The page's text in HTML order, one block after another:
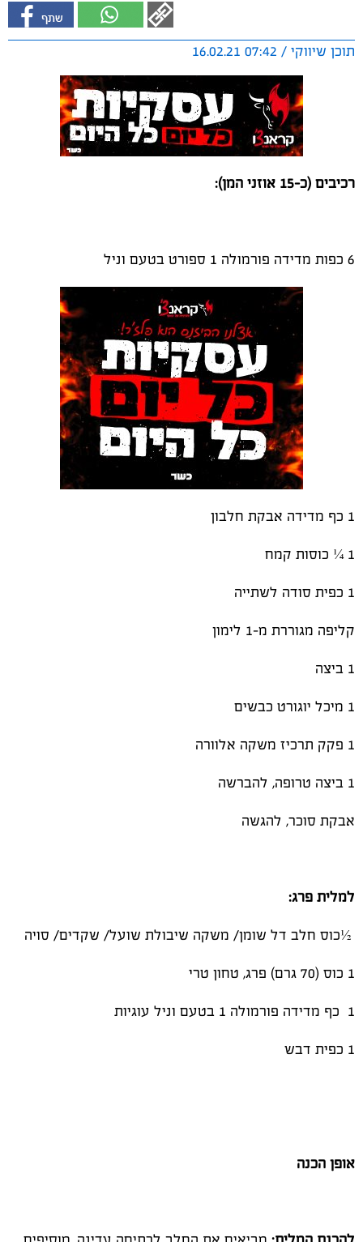
תוכן שיווקי / 07:42 16.02.21
רכיבים (כ-15 אוזני המן):
6 כפות מדידה פורמולה 1 ספורט בטעם וניל
1 כף מדידה אבקת חלבון
1 ¼ כוסות קמח
1 כפית סודה לשתייה
קליפה מגוררת מ-1 לימון
1 ביצה
1 מיכל יוגורט כבשים
1 פקק תרכיז משקה אלוורה
1 ביצה טרופה, להברשה
אבקת סוכר, להגשה
למלית פרג:
½כוס חלב דל שומן/ משקה שיבולת שועל/ שקדים/ סויה
1 כוס (70 גרם) פרג, טחון טרי
1 כף מדידה פורמולה 1 בטעם וניל עוגיות
1 כפית דבש
אופן הכנה